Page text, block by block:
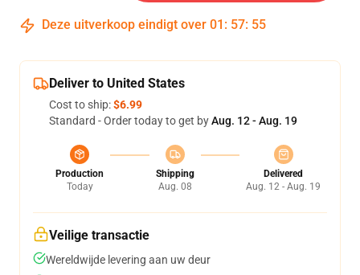
Deze uitverkoop eindigt over 01 : 57: 54
Deliver to United States
Cost to ship:$6.99
Standard - Order today to get byAug. 12 - Aug. 19
Production
Today
Shipping
Aug. 08
Delivered
Aug. 12 - Aug. 19
Veilige transactie
Wereldwijde levering aan uw deur